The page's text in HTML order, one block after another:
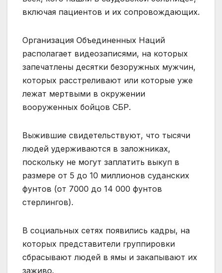
включая пациентов и их сопровождающих.
Организация Объединенных Наций
располагает видеозаписями, на которых
запечатлены десятки безоружных мужчин,
которых расстреливают или которые уже
лежат мертвыми в окружении
вооруженных бойцов СБР.
Выжившие свидетельствуют, что тысячи
людей удерживаются в заложниках,
поскольку не могут заплатить выкуп в
размере от 5 до 10 миллионов суданских
фунтов (от 7000 до 14 000 фунтов
стерлингов).
В социальных сетях появились кадры, на
которых представители группировки
сбрасывают людей в ямы и закапывают их
заживо.